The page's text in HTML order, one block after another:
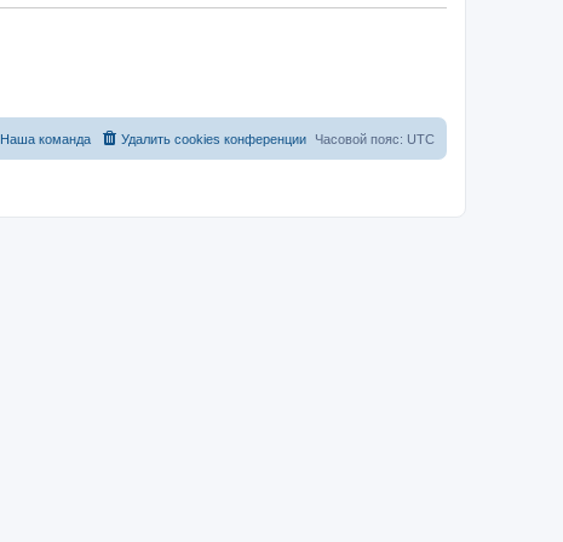
Часовой пояс: UTC
Удалить cookies конференции
Наша команда